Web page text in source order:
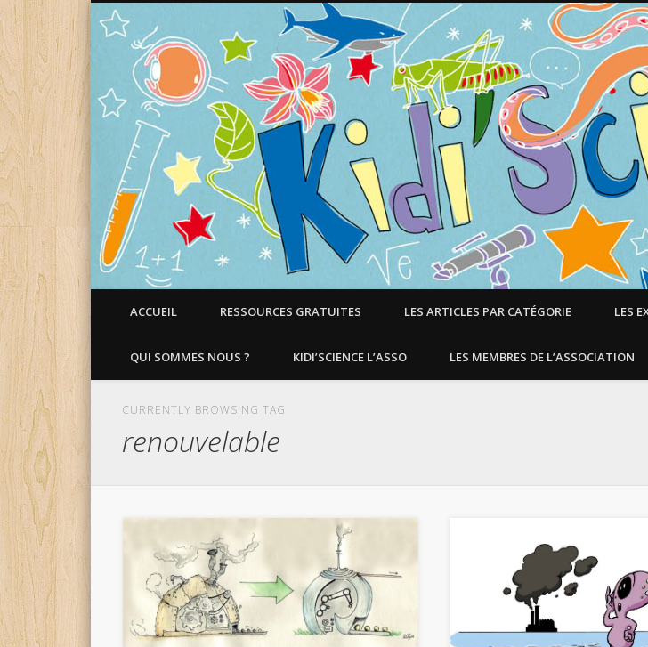
Faire aimer les Sciences aux Enfants !
ACCUEIL RESSOURCES GRATUITES LES ARTICLES PAR CATÉGORIE LES
QUI SOMMES NOUS ? KIDI’SCIENCE L’ASSO LES MEMBRES DE L’ASSOCIATION
CURRENTLY BROWSING TAG
renouvelable